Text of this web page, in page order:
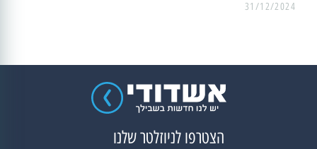
31/12/2024
הצטרפו לניוזלטר שלנו